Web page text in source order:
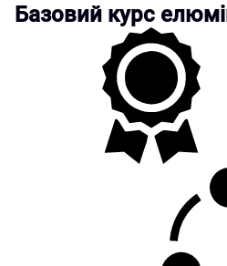
Базовий курс